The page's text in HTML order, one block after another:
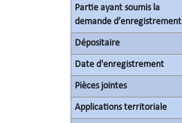
Partie ayant soumis la
demande d’enregistrement
Dépositaire
Date d'enregistrement
Pièces jointes
Applications territoriale